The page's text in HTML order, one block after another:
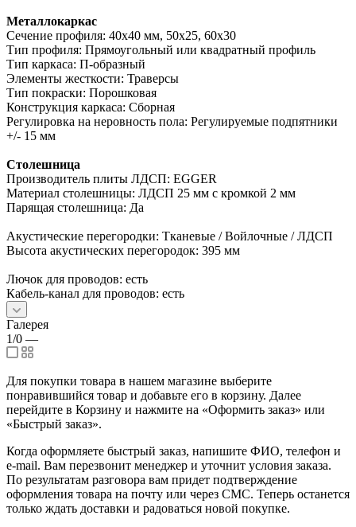
Металлокаркас
Сечение профиля: 40х40 мм, 50х25, 60х30
Тип профиля: Прямоугольный или квадратный профиль
Тип каркаса: П-образный
Элементы жесткости: Траверсы
Тип покраски: Порошковая
Конструкция каркаса: Сборная
Регулировка на неровность пола: Регулируемые подпятники
+/- 15 мм
Столешница
Производитель плиты ЛДСП: EGGER
Материал столешницы: ЛДСП 25 мм с кромкой 2 мм
Парящая столешница: Да
Акустические перегородки: Тканевые / Войлочные / ЛДСП
Высота акустических перегородок: 395 мм
Лючок для проводов: есть
Кабель-канал для проводов: есть
Галерея
1/0 —
Для покупки товара в нашем магазине выберите
понравившийся товар и добавьте его в корзину. Далее
перейдите в Корзину и нажмите на «Оформить заказ» или
«Быстрый заказ».
Когда оформляете быстрый заказ, напишите ФИО, телефон и
e-mail. Вам перезвонит менеджер и уточнит условия заказа.
По результатам разговора вам придет подтверждение
оформления товара на почту или через СМС. Теперь останется
только ждать доставки и радоваться новой покупке.